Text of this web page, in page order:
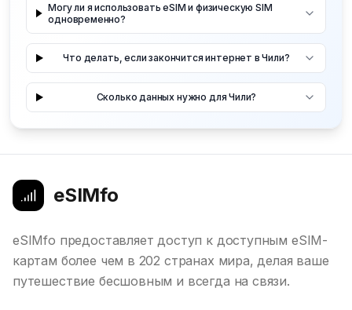
Могу ли я использовать eSIM и физическую SIM
одновременно?
Что делать, если закончится интернет в Чили?
Сколько данных нужно для Чили?
eSIMfo
eSIMfo предоставляет доступ к доступным eSIM-
картам более чем в 202 странах мира, делая ваше
путешествие бесшовным и всегда на связи.